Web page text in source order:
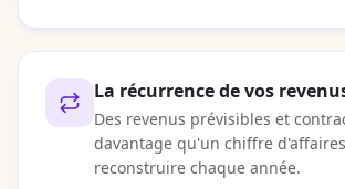
La récurrence de vos
Des revenus prévisibles et
davantage qu'un chiffre
reconstruire chaque année.